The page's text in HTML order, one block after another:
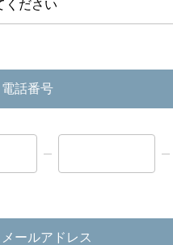
電話番号
メールアドレス